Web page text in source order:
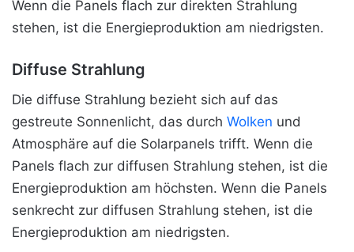
Wenn die Panels flach zur direkten Strahlung
stehen, ist die Energieproduktion am niedrigsten.
Diffuse Strahlung
Die diffuse Strahlung bezieht sich auf das
gestreute Sonnenlicht, das durch Wolken und
Atmosphäre auf die Solarpanels trifft. Wenn die
Panels flach zur diffusen Strahlung stehen, ist die
Energieproduktion am höchsten. Wenn die Panels
senkrecht zur diffusen Strahlung stehen, ist die
Energieproduktion am niedrigsten.